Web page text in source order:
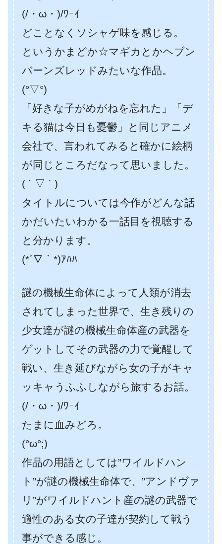
(/・ω・)/ﾜｰｲ
どことなくソシャゲ味を感じる。
というかまどか☆マギカとかヘブン
バーンズレッドみたいな作品。
(°▽°)
「好きな子がめがねを忘れた」「デ
キる猫は今日も憂鬱」と同じアニメ
会社で、言われてみると確かに絵柄
が同じところだなって思いました。
( ´ ▽ ` )
タイトルについては今作がどんな話
かだいたいわかる一話目を視聴する
と分かります。
(*´∇｀*)ｱﾊﾊ
謎の機械生命体によって人類が消去
されてしまった世界で、生き残りの
少女達が謎の機械生命体産の武器を
ゲットしてその武器の力で覚醒して
戦い、生き延びながら女の子がキャ
ッキャうふふしながら旅するお話。
(/・ω・)/ﾜｰｲ
たまに血みどろ。
(°ω°;)
作品の用語としては”ワイルドハン
ト”が謎の機械生命体で、”アンドヴァ
リ”がワイルドハント産の謎の武器で
適性のある女の子達が契約して戦う
事ができる感じ。